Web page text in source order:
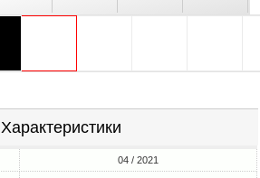
Характеристики
04 / 2021